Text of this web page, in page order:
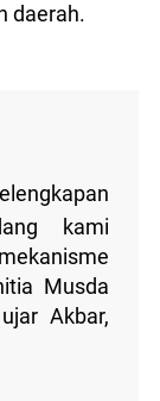
daerah.
kami
Musda
Akbar,